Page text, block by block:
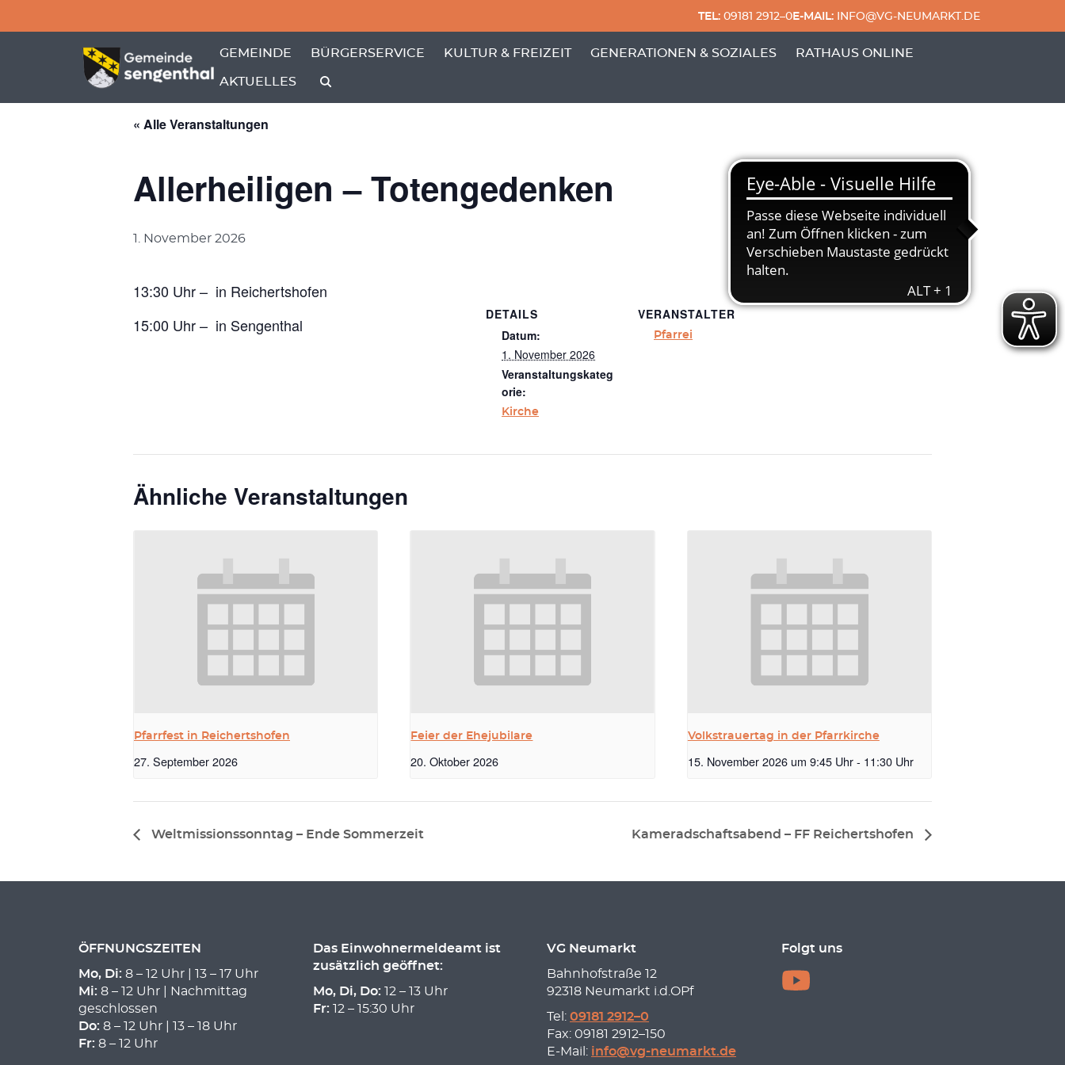
TEL:09181 2912–0E-MAIL:INFO@VG-NEUMARKT.DE
GEMEINDE
ZEIGE MENÜ-UNTERPUNKTE VON 'GEMEINDE'
BÜRGERSERVICE
ZEIGE MENÜ-UNTERPUNKTE VON 'BÜRGERSERVICE'
KULTUR & FREIZEIT GENERATIONEN & SOZIALES RATHAUS ONLINE
AKTUELLES
« Alle Veranstaltungen
Allerheiligen – Totengedenken
1. November 2026
13:30 Uhr – in Reichertshofen
15:00 Uhr – in Sengenthal
DETAILS
Datum:
1. November 2026
Veranstaltungskateg
orie:
Kirche
VERANSTALTER
Pfarrei
Ähnliche Veranstaltungen
Pfarrfest in Reichertshofen
27. September 2026
Feier der Ehejubilare
20. Oktober 2026
Volkstrauertag in der Pfarrkirche
15. November 2026 um 9:45 Uhr- 11:30 Uhr
Weltmissionssonntag – Ende Sommerzeit Kameradschaftsabend – FF Reichertshofen
ÖFFNUNGSZEITEN
Mo, Di: 8 – 12 Uhr | 13 – 17 Uhr
Mi: 8 – 12 Uhr | Nachmittag
geschlossen
Do: 8 – 12 Uhr | 13 – 18 Uhr
Fr: 8 – 12 Uhr
Das Einwohnermeldeamt ist
zusätzlich geöffnet:
Mo, Di, Do: 12 – 13 Uhr
Fr: 12 – 15:30 Uhr
VG Neumarkt
Bahnhofstraße 12
92318 Neumarkt i.d.OPf
Tel: 09181 2912–0
Fax: 09181 2912–150
E-Mail: info@vg-neumarkt.de
Folgt uns